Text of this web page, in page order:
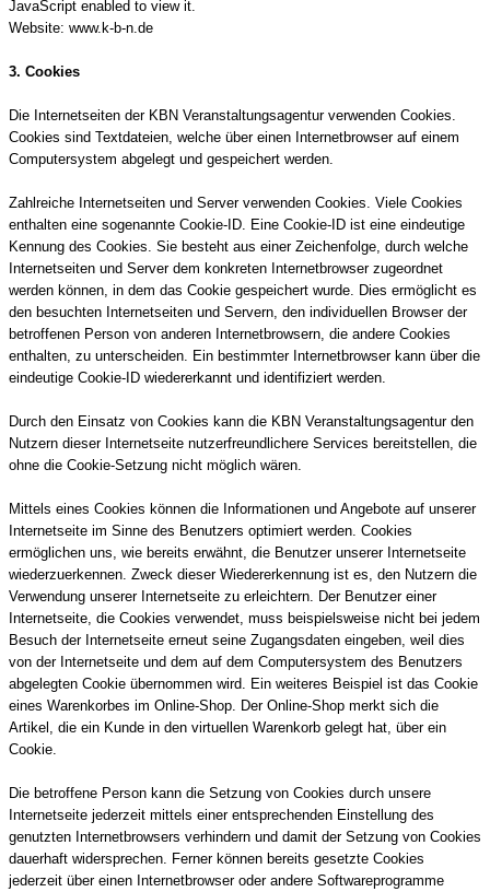
JavaScript enabled to view it.
Website: www.k-b-n.de
3. Cookies
Die Internetseiten der KBN Veranstaltungsagentur verwenden Cookies.
Cookies sind Textdateien, welche über einen Internetbrowser auf einem
Computersystem abgelegt und gespeichert werden.
Zahlreiche Internetseiten und Server verwenden Cookies. Viele Cookies
enthalten eine sogenannte Cookie-ID. Eine Cookie-ID ist eine eindeutige
Kennung des Cookies. Sie besteht aus einer Zeichenfolge, durch welche
Internetseiten und Server dem konkreten Internetbrowser zugeordnet
werden können, in dem das Cookie gespeichert wurde. Dies ermöglicht es
den besuchten Internetseiten und Servern, den individuellen Browser der
betroffenen Person von anderen Internetbrowsern, die andere Cookies
enthalten, zu unterscheiden. Ein bestimmter Internetbrowser kann über die
eindeutige Cookie-ID wiedererkannt und identifiziert werden.
Durch den Einsatz von Cookies kann die KBN Veranstaltungsagentur den
Nutzern dieser Internetseite nutzerfreundlichere Services bereitstellen, die
ohne die Cookie-Setzung nicht möglich wären.
Mittels eines Cookies können die Informationen und Angebote auf unserer
Internetseite im Sinne des Benutzers optimiert werden. Cookies
ermöglichen uns, wie bereits erwähnt, die Benutzer unserer Internetseite
wiederzuerkennen. Zweck dieser Wiedererkennung ist es, den Nutzern die
Verwendung unserer Internetseite zu erleichtern. Der Benutzer einer
Internetseite, die Cookies verwendet, muss beispielsweise nicht bei jedem
Besuch der Internetseite erneut seine Zugangsdaten eingeben, weil dies
von der Internetseite und dem auf dem Computersystem des Benutzers
abgelegten Cookie übernommen wird. Ein weiteres Beispiel ist das Cookie
eines Warenkorbes im Online-Shop. Der Online-Shop merkt sich die
Artikel, die ein Kunde in den virtuellen Warenkorb gelegt hat, über ein
Cookie.
Die betroffene Person kann die Setzung von Cookies durch unsere
Internetseite jederzeit mittels einer entsprechenden Einstellung des
genutzten Internetbrowsers verhindern und damit der Setzung von Cookies
dauerhaft widersprechen. Ferner können bereits gesetzte Cookies
jederzeit über einen Internetbrowser oder andere Softwareprogramme